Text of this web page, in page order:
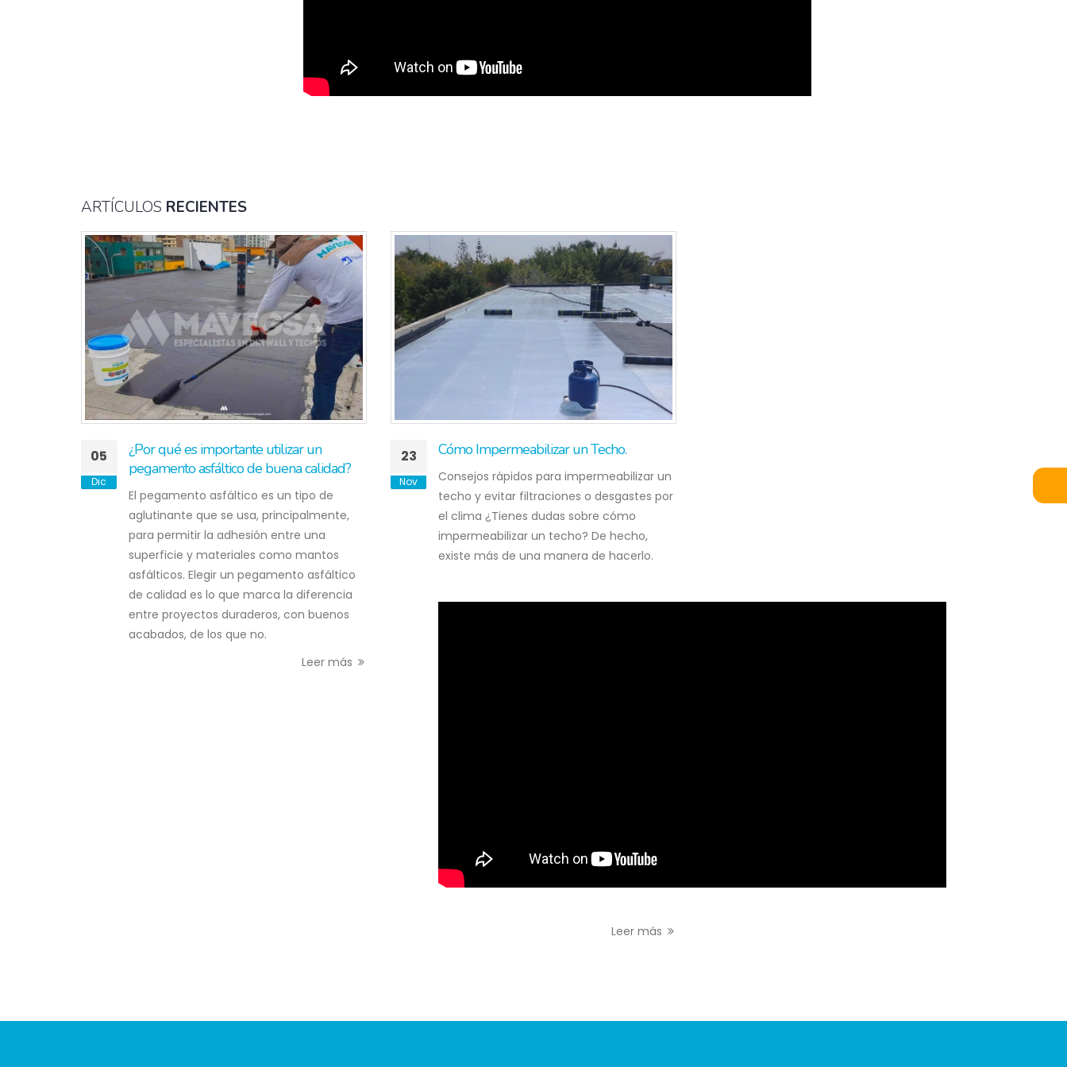
ARTÍCULOS RECIENTES
05
Dic
¿Por qué es importante utilizar un
pegamento asfáltico de buena calidad?
El pegamento asfáltico es un tipo de
aglutinante que se usa, principalmente,
para permitir la adhesión entre una
superficie y materiales como mantos
asfálticos. Elegir un pegamento asfáltico
de calidad es lo que marca la diferencia
entre proyectos duraderos, con buenos
acabados, de los que no.
Leer más
23
Nov
Cómo Impermeabilizar un Techo.
Consejos rápidos para impermeabilizar un
techo y evitar filtraciones o desgastes por
el clima ¿Tienes dudas sobre cómo
impermeabilizar un techo? De hecho,
existe más de una manera de hacerlo.
Leer más